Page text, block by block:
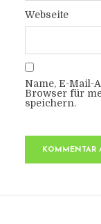
Webseite
Name, E-Mail-
Browser für
speichern.